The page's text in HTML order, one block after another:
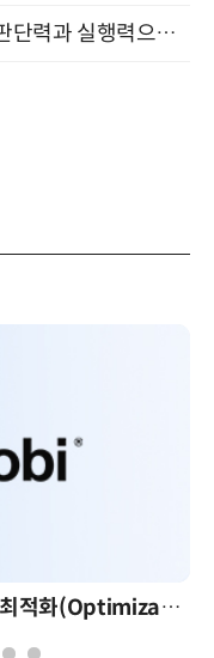
“문서에 묻힌 지식을 꺼내, 회사의 판단력과 실행력으로 바꾸다” (8/20)
AI 시대의 의사결정을 바꾸는 수리최적화(Optimization): 실제 산업 적용 사례와 활용 전략